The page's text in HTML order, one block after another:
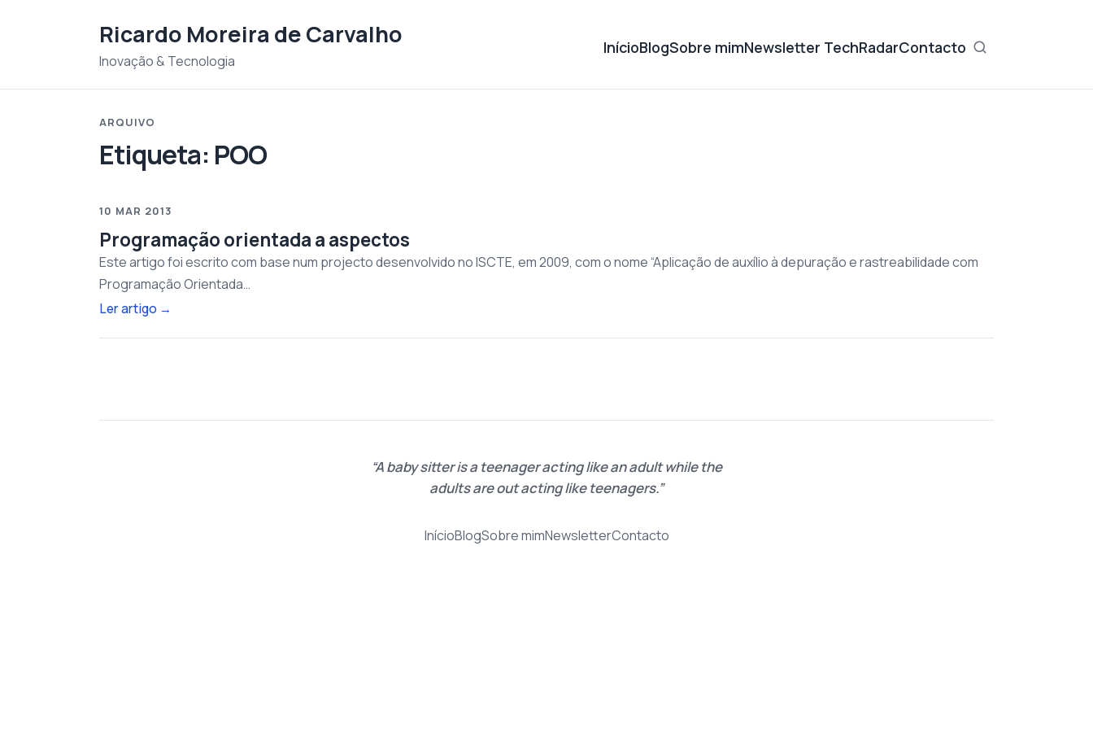
Ricardo Moreira de Carvalho
Inovação & Tecnologia
InícioBlogSobre mimNewsletter TechRadarContacto
ARQUIVO
Etiqueta: POO
10 MAR 2013
Programação orientada a aspectos
Este artigo foi escrito com base num projecto desenvolvido no ISCTE, em 2009, com o nome “Aplicação de auxílio à depuração e rastreabilidade com
Programação Orientada…
Ler artigo →
A baby sitter is a teenager acting like an adult while the
adults are out acting like teenagers.
InícioBlogSobre mimNewsletterContacto